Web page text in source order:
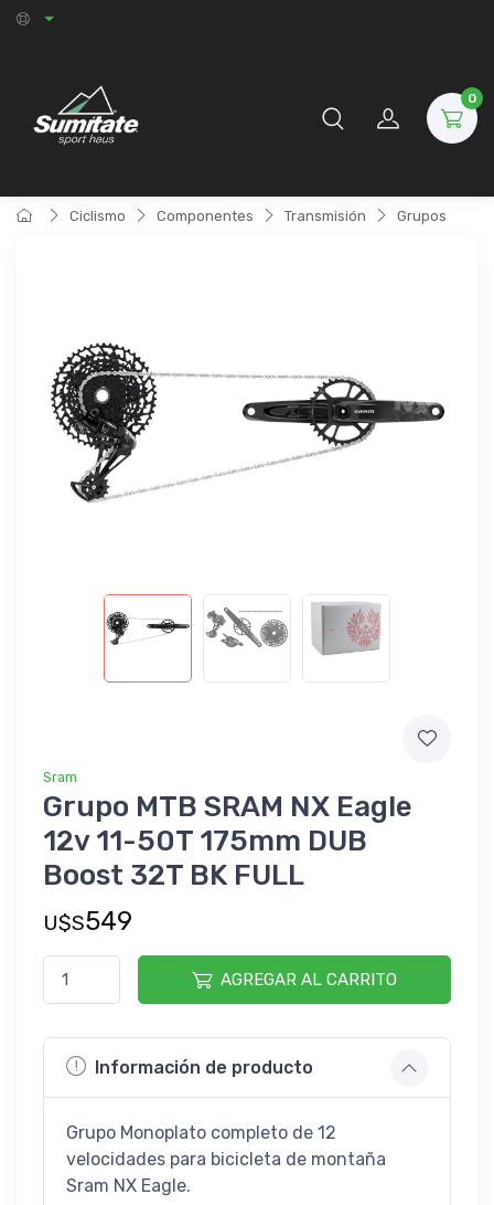
0
Ciclismo Componentes Transmisión Grupos
Sram
Grupo MTB SRAM NX Eagle
12v 11-50T 175mm DUB
Boost 32T BK FULL
U$S549
AGREGAR AL CARRITO
Información de producto
Grupo Monoplato completo de 12
velocidades para bicicleta de montaña
Sram NX Eagle.